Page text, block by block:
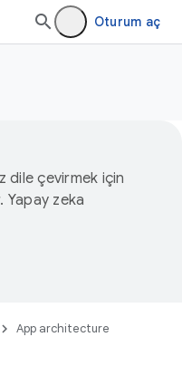
Oturum aç
dile çevirmek için
Yapay zeka
App architecture